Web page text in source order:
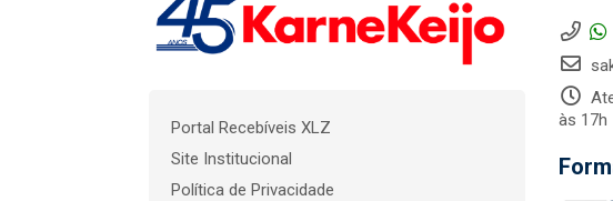
Portal Recebíveis XLZ
Site Institucional
Política de Privacidade
às 17h